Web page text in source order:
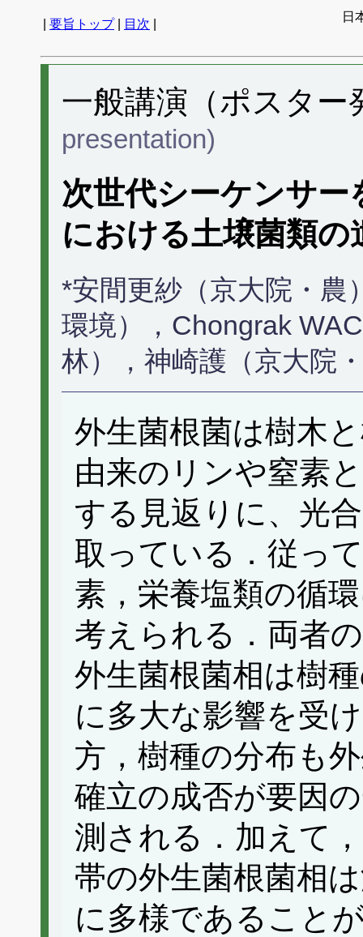
要旨トップ| 目次
日
一般講演（ポスタ
presentation)
次世代シーケンサ
における土壌菌類の
*安間更紗（京大院・農
環境），Chongrak
林），神崎護（京大院
外生菌根菌は樹木
由来のリンや窒素
する見返りに、光
取っている．従っ
素，栄養塩類の循
考えられる．両者
外生菌根菌相は樹
に多大な影響を受
方，樹種の分布も
確立の成否が要因
測される．加えて
帯の外生菌根菌相
に多様であること